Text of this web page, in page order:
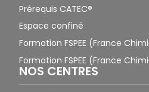
Prérequis CATEC®
Espace confiné
Formation FSPEE (France
Formation FSPEE (France
NOS CENTRES